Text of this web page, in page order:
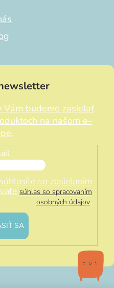
budeme zasielať
na našom e-
so zasielaním
súhlas so spracovaním
osobných údajov.
SA